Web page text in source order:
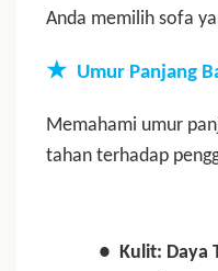
Anda memilih sofa
★ Umur Panjang
Memahami umur
tahan terhadap
● Kulit: Daya